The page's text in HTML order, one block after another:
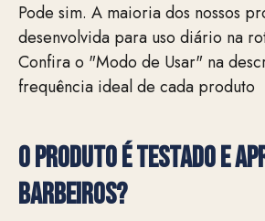
Pode sim. A maioria dos nossos
desenvolvida para uso diário na
Confira o "Modo de Usar" na
frequência ideal de cada produto
O produto é testado e
barbeiros?